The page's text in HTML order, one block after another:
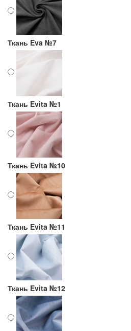
Ткань Eva №7
Ткань Evita №1
Ткань Evita №10
Ткань Evita №11
Ткань Evita №12